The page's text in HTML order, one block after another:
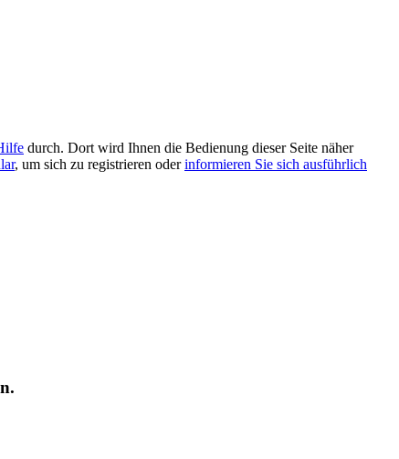
durch. Dort wird Ihnen die Bedienung dieser Seite näher
, um sich zu registrieren oderinformieren Sie sich ausführlich